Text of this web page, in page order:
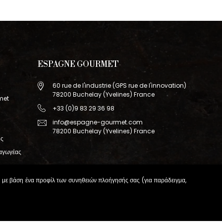
με βάση ένα προφίλ των συνηθειών πλοήγησής σας (για παράδειγμα,
ESPAGNE GOURMET
60 rue de l'industrie (GPS rue de l'innovation)
78200 Buchelay (Yvelines) France
+33 (0)9 83 29 36 98
info@espagne-gourmet.com
78200 Buchelay (Yvelines) France